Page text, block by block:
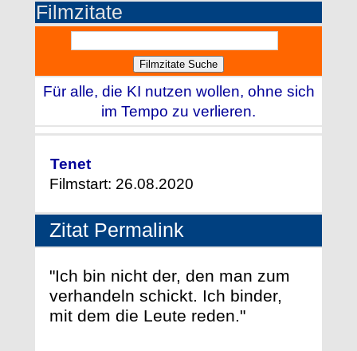
Filmzitate
Für alle, die KI nutzen wollen, ohne sich
im Tempo zu verlieren.
Tenet
Filmstart: 26.08.2020
Zitat Permalink
"Ich bin nicht der, den man zum
verhandeln schickt. Ich binder,
mit dem die Leute reden."